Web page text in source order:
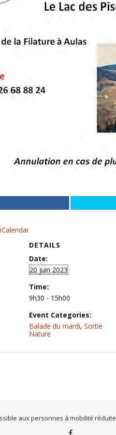
DETAILS
Date:
20 juin 2023
Time:
9h30 - 15h00
Event Categories:
Balade du mardi, Sortie
Nature
aux personnes à mobilité réduite